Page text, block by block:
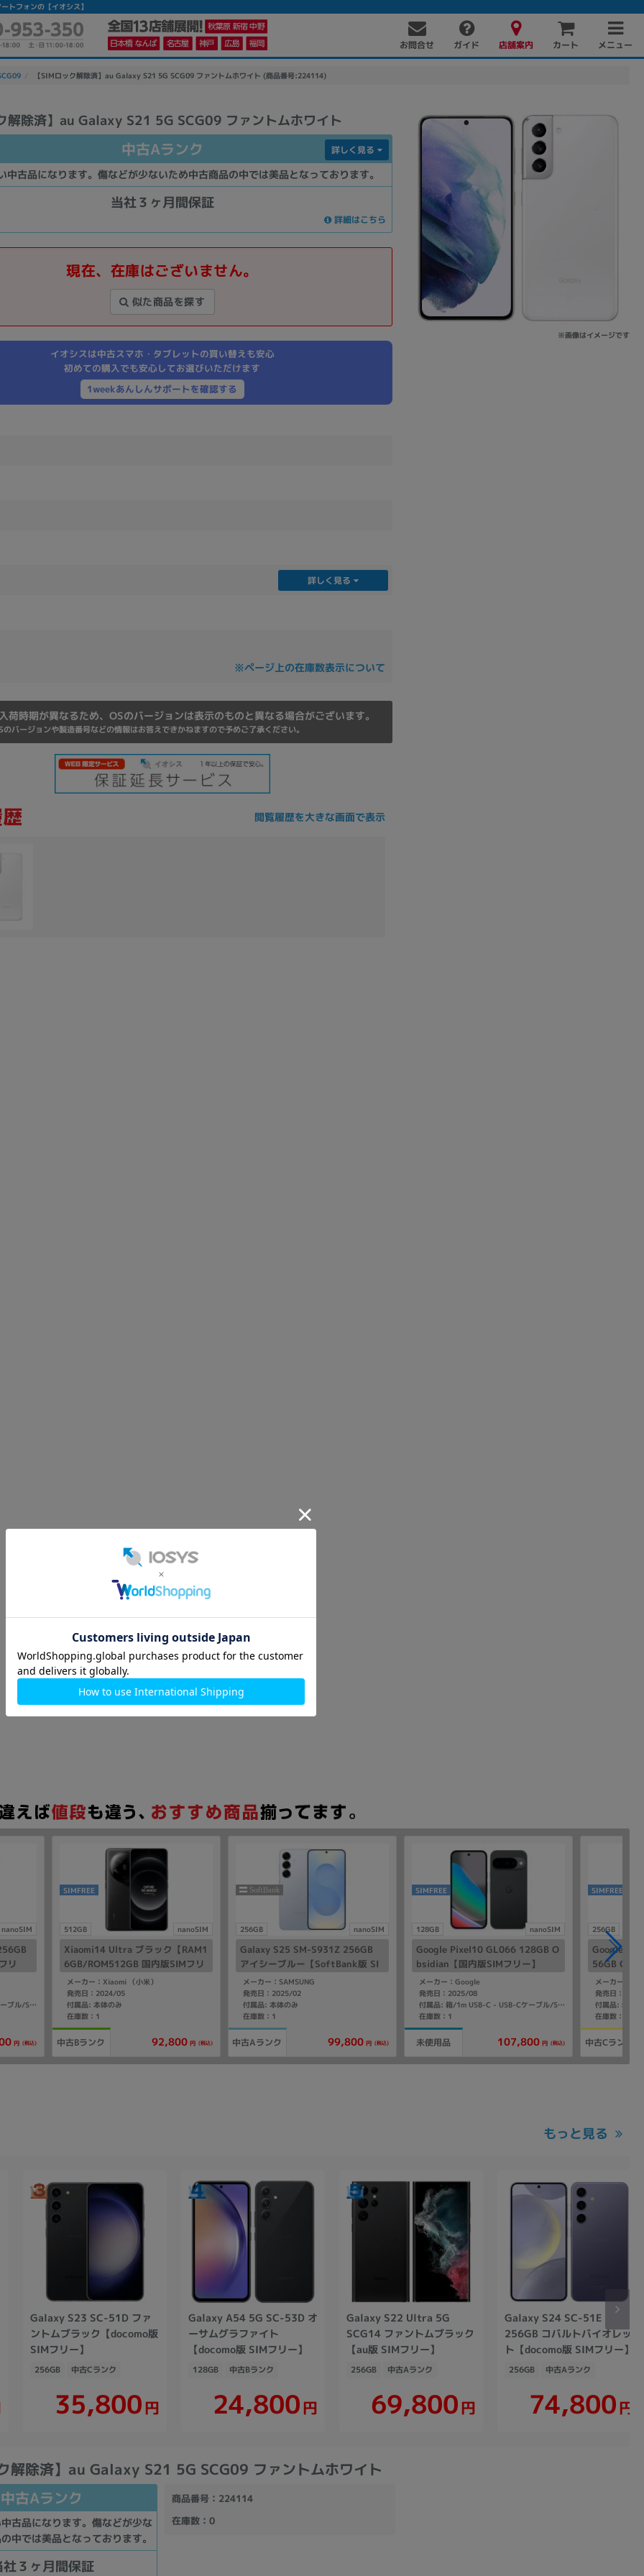
トフォンの【イオシス】
お問合せ ガイド 店舗案内 カート メニュー
【SIMロック解除済】au Galaxy S21 5G SCG09 ファントムホワイト (商品番号:224114)
解除済】au Galaxy S21 5G SCG09 ファントムホワイト
※画像はイメージです
中古Aランク
中古品になります。傷などが少ないため中古商品の中では美品となっております。
詳しく見る
当社３ヶ月間保証
詳細はこちら
現在、在庫はございません。
似た商品を探す
イオシスは中古スマホ・タブレットの買い替えも安心
初めての購入でも安心してお選びいただけます
1weekあんしんサポートを確認する
詳しく見る
※ページ上の在庫数表示について
荷時期が異なるため、OSのバージョンは表示のものと異なる場合がございます。
のバージョンや製造番号などの情報はお答えできかねますので予めご了承ください。
閲覧履歴を大きな画面で表示
nanoSIM
リ
付属品: 箱/1m USB-C - USB-Cケーブル/SIM取り出しツール
円 (税込)
512GB nanoSIM
SIMFREE
Xiaomi14 Ultra ブラック【RAM1
6GB/ROM512GB 国内版SIMフリ
ー】
メーカー：Xiaomi （小米）
発売日：2024/05
付属品: 本体のみ
在庫数：1
中古Bランク 92,800 円 (税込)
256GB nanoSIM
Galaxy S25 SM-S931Z 256GB
アイシーブルー【SoftBank版 SI
Mフリー】
メーカー：SAMSUNG
発売日：2025/02
付属品: 本体のみ
在庫数：1
中古Aランク 99,800 円 (税込)
128GB nanoSIM
SIMFREE
Google Pixel10 GL066 128GB O
bsidian【国内版SIMフリー】
メーカー：Google
発売日：2025/08
付属品: 箱/1m USB-C - USB-Cケーブル/SIM取り出しツール/マニュアル
在庫数：1
未使用品 107,800 円 (税込)
256GB
SIMFREE
Google
56GB
ー】
メーカー：
発売日：
在庫数：1
中古Cランク
もっと見る
Galaxy S23 SC-51D ファ
ントムブラック【docomo版
SIMフリー】
256GB 中古Cランク
35,800円
Galaxy A54 5G SC-53D オ
ーサムグラファイト
【docomo版 SIMフリー】
128GB 中古Bランク
24,800円
Galaxy S22 Ultra 5G
SCG14 ファントムブラック
【au版 SIMフリー】
256GB 中古Aランク
69,800円
Galaxy S24 SC-51E
256GB コバルトバイオレッ
ト【docomo版 SIMフリー】
256GB 中古Aランク
74,800円
解除済】au Galaxy S21 5G SCG09 ファントムホワイト
中古Aランク
古品になります。傷などが少な
中では美品となっております。
社３ヶ月間保証
商品番号：224114
在庫数：0
かんたんパソコン検索に切り替える
カテゴリー
商品ジャンルの絞り込み
PC周辺機器 PCパーツ ソフト
メーカー
Apple SONY TOSHIBA
Asus HP
その他
メモリ
~